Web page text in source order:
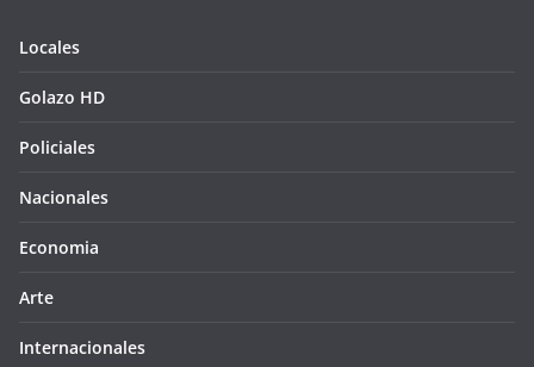
Locales
Golazo HD
Policiales
Nacionales
Economia
Arte
Internacionales